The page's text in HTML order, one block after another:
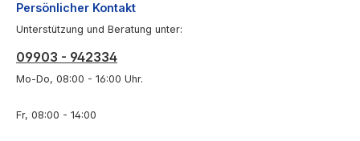
Persönlicher Kontakt
Unterstützung und Beratung unter:
09903 - 942334
Mo-Do, 08:00 - 16:00 Uhr.
Fr, 08:00 - 14:00